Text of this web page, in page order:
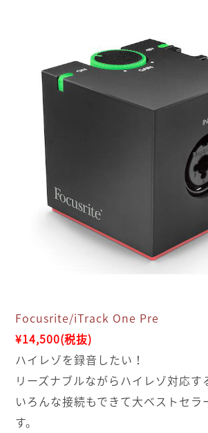
Focusrite/iTrack One Pre
¥14,500(税抜)
ハイレゾを録音したい！
リーズナブルながらハイレゾ対応す
いろんな接続もできて大ベストセラ
す。